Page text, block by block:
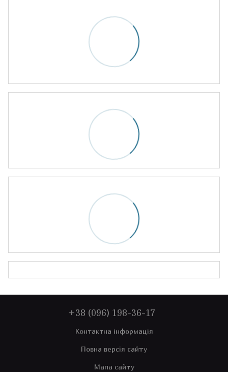
+38 (096) 198-36-17
Контактна інформація
Повна версія сайту
Мапа сайту